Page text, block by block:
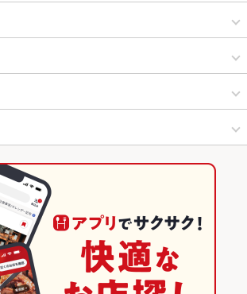
駅・ふ頭 × イタリアン・フレンチ
駅・ふ頭 × イタリアン
アン・フレンチ
アン
ン・フレンチ
ン
フレンチ
バーニャカウダ
デザート
ング
フレンチランキング
ンキング
央駅・ふ頭のグルメランキング